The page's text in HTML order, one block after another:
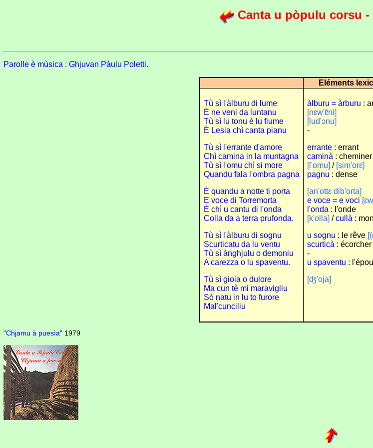
Canta u pòpulu corsu -
Parolle è mùsica : Ghjuvan Pàulu Poletti.
Eléments
Tù sì l'àlburu di lume
È ne veni da luntanu
Tù sì lu tonu è lu fiume
È Lesia chì canta pianu
Tù sì l'errante d'amore
Chì camina in la muntagna
Tù sì l'omu chì si more
Quandu fala l'ombra pagna
È quandu a notte ti porta
E voce di Torremorta
È chì u cantu di l'onda
Colla da a terra prufonda.
Tù sì l'àlburu di sognu
Scurticatu da lu ventu
Tù sì ànghjulu o demoniu
A carezza o lu spaventu.
Tù sì gioia o dulore
Ma cun tè mi maravigliu
Sò natu in lu to furore
Mal'cunciliu
àlburu = àrburu :
[nɛw'ɛ̃ni]
[lud'ɔnu]
-
errante: errant
caminà : cheminer
[l'omu] / [sim'orɛ]
pagnu : dense
[an'ottɛ dib'orta]
e voce = e voci
l'onda : l'onde
[k'olla] /cullà :
u sognu : le rêve
scurticà : écorcher
-
u spaventu :
[ʤ'oja]
"Chjamu à puesìa" 1979